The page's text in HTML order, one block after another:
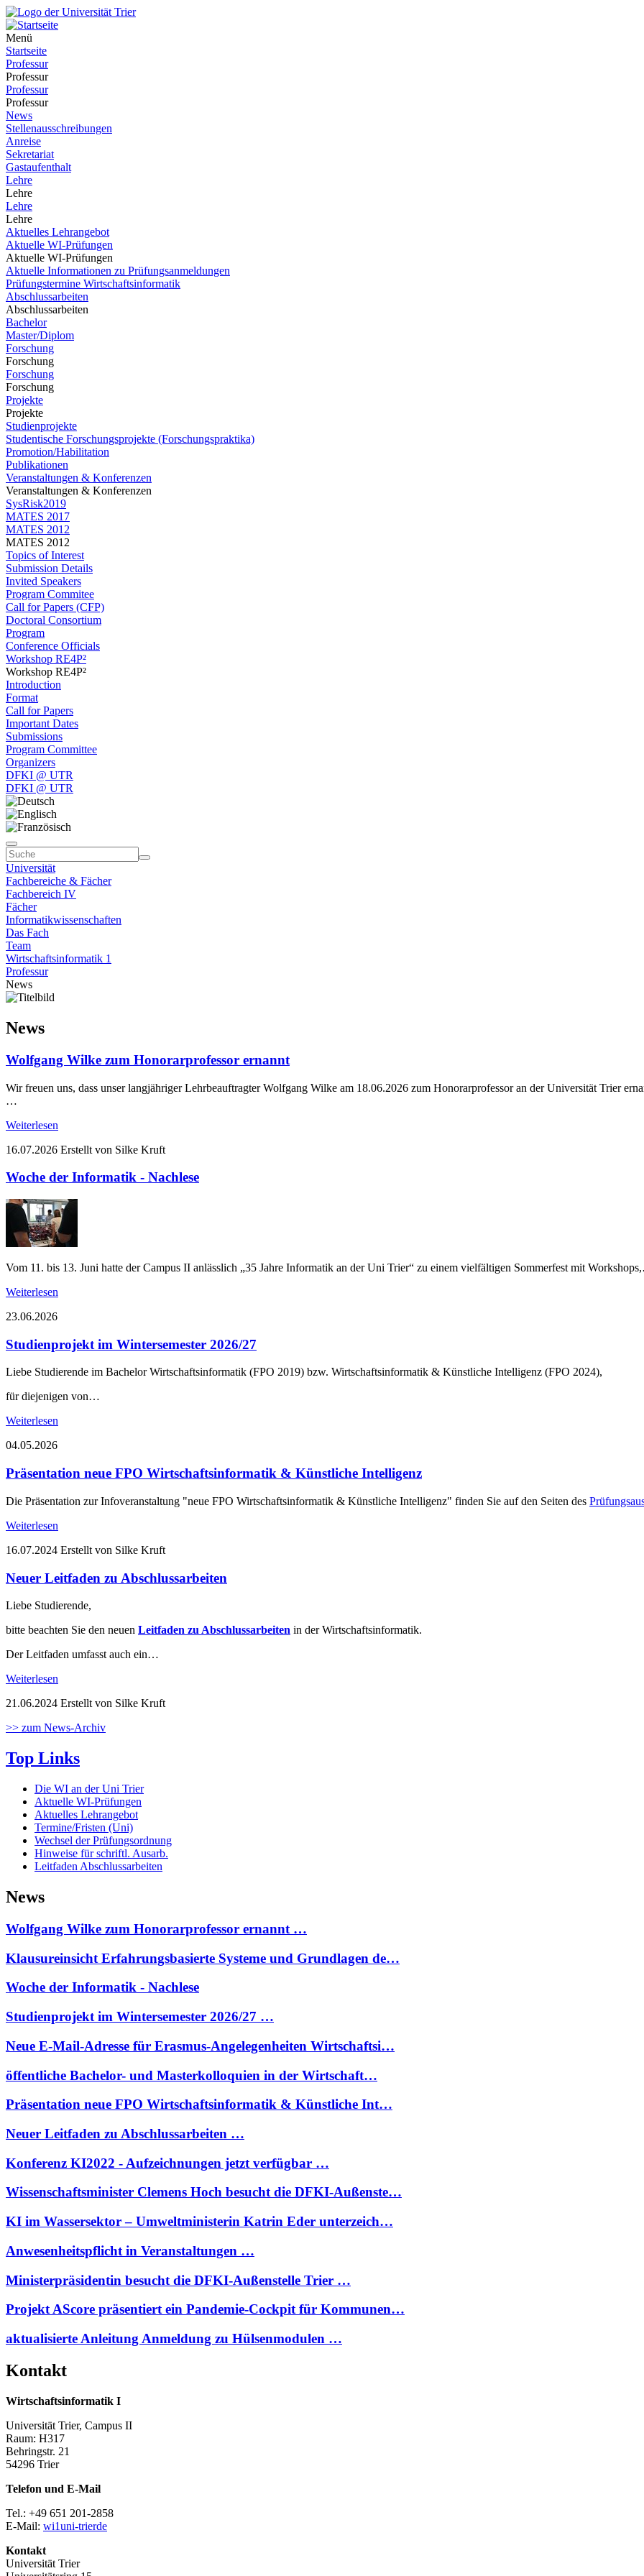
Menü
Startseite
Professur
Professur
Professur
Professur
News
Stellenausschreibungen
Anreise
Sekretariat
Gastaufenthalt
Lehre
Lehre
Lehre
Lehre
Aktuelles Lehrangebot
Aktuelle WI-Prüfungen
Aktuelle WI-Prüfungen
Aktuelle Informationen zu Prüfungsanmeldungen
Prüfungstermine Wirtschaftsinformatik
Abschlussarbeiten
Abschlussarbeiten
Bachelor
Master/Diplom
Forschung
Forschung
Forschung
Forschung
Projekte
Projekte
Studienprojekte
Studentische Forschungsprojekte (Forschungspraktika)
Promotion/Habilitation
Publikationen
Veranstaltungen & Konferenzen
Veranstaltungen & Konferenzen
SysRisk2019
MATES 2017
MATES 2012
MATES 2012
Topics of Interest
Submission Details
Invited Speakers
Program Commitee
Call for Papers (CFP)
Doctoral Consortium
Program
Conference Officials
Workshop RE4P²
Workshop RE4P²
Introduction
Format
Call for Papers
Important Dates
Submissions
Program Committee
Organizers
DFKI @ UTR
DFKI @ UTR
Universität
Fachbereiche & Fächer
Fachbereich IV
Fächer
Informatikwissenschaften
Das Fach
Team
Wirtschaftsinformatik 1
Professur
News
News
Wolfgang Wilke zum Honorarprofessor ernannt
Wir freuen uns, dass unser langjähriger Lehrbeauftragter Wolfgang Wilke am 18.06.2026 zum Honorarprofessor an der Universität Trier
…
Weiterlesen
16.07.2026 Erstellt von Silke Kruft
Woche der Informatik - Nachlese
Vom 11. bis 13. Juni hatte der Campus II anlässlich „35 Jahre Informatik an der Uni Trier“ zu einem vielfältigen Sommerfest mit
Weiterlesen
23.06.2026
Studienprojekt im Wintersemester 2026/27
Liebe Studierende im Bachelor Wirtschaftsinformatik (FPO 2019) bzw. Wirtschaftsinformatik & Künstliche Intelligenz (FPO 2024),
für diejenigen von…
Weiterlesen
04.05.2026
Präsentation neue FPO Wirtschaftsinformatik & Künstliche Intelligenz
Die Präsentation zur Infoveranstaltung "neue FPO Wirtschaftsinformatik & Künstliche Intelligenz" finden Sie auf den Seiten des
Weiterlesen
16.07.2024 Erstellt von Silke Kruft
Neuer Leitfaden zu Abschlussarbeiten
Liebe Studierende,
bitte beachten Sie den neuen Leitfaden zu Abschlussarbeiten in der Wirtschaftsinformatik.
Der Leitfaden umfasst auch ein…
Weiterlesen
21.06.2024 Erstellt von Silke Kruft
>> zum News-Archiv
Top Links
Die WI an der Uni Trier
Aktuelle WI-Prüfungen
Aktuelles Lehrangebot
Termine/Fristen (Uni)
Wechsel der Prüfungsordnung
Hinweise für schriftl. Ausarb.
Leitfaden Abschlussarbeiten
News
Wolfgang Wilke zum Honorarprofessor ernannt …
Klausureinsicht Erfahrungsbasierte Systeme und Grundlagen de…
Woche der Informatik - Nachlese
Studienprojekt im Wintersemester 2026/27 …
Neue E-Mail-Adresse für Erasmus-Angelegenheiten Wirtschaftsi…
öffentliche Bachelor- und Masterkolloquien in der Wirtschaft…
Präsentation neue FPO Wirtschaftsinformatik & Künstliche Int…
Neuer Leitfaden zu Abschlussarbeiten …
Konferenz KI2022 - Aufzeichnungen jetzt verfügbar …
Wissenschaftsminister Clemens Hoch besucht die DFKI-Außenste…
KI im Wassersektor – Umweltministerin Katrin Eder unterzeich…
Anwesenheitspflicht in Veranstaltungen …
Ministerpräsidentin besucht die DFKI-Außenstelle Trier …
Projekt AScore präsentiert ein Pandemie-Cockpit für Kommunen…
aktualisierte Anleitung Anmeldung zu Hülsenmodulen …
Kontakt
Wirtschaftsinformatik I
Universität Trier, Campus II
Raum: H317
Behringstr. 21
54296 Trier
Telefon und E-Mail
Tel.: +49 651 201-2858
E-Mail: wi1uni-trierde
Kontakt
Universität Trier